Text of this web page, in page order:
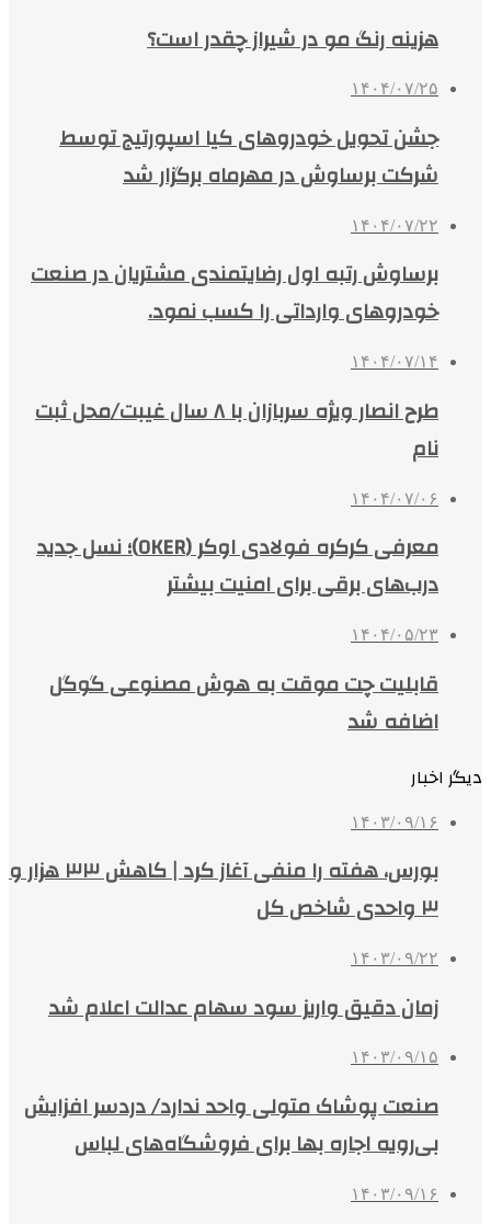
هزینه رنگ مو در شیراز چقدر است؟
۱۴۰۴/۰۷/۲۵
جشن تحویل خودروهای کیا اسپورتیج توسط
شرکت برساوش در مهرماه برگزار شد
۱۴۰۴/۰۷/۲۲
برساوش رتبه اول رضایتمندی مشتریان در صنعت
خودروهای وارداتی را کسب نمود.
۱۴۰۴/۰۷/۱۴
طرح انصار ویژه سربازان با ۸ سال غیبت/محل ثبت
نام
۱۴۰۴/۰۷/۰۶
معرفی کرکره فولادی اوکر (OKER)؛ نسل جدید
درب‌های برقی برای امنیت بیشتر
۱۴۰۴/۰۵/۲۳
قابلیت چت موقت به هوش مصنوعی گوگل
اضافه شد
دیگر اخبار
۱۴۰۳/۰۹/۱۶
بورس، هفته را منفی آغاز کرد | کاهش ۳۳ هزار و
۳ واحدی شاخص کل
۱۴۰۳/۰۹/۲۲
زمان دقیق واریز سود سهام عدالت اعلام شد
۱۴۰۳/۰۹/۱۵
صنعت پوشاک متولی واحد ندارد/ دردسر افزایش
بی‌رویه اجاره بها برای فروشگاه‌های لباس
۱۴۰۳/۰۹/۱۶